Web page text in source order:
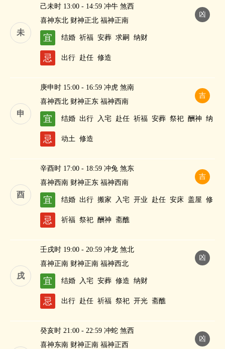
未
凶
己未时 13:00 - 14:59 冲牛 煞西
喜神东北 财神正北 福神正南
宜 结婚 祈福 安葬 求嗣 纳财
忌 出行 赴任 修造
申
吉
庚申时 15:00 - 16:59 冲虎 煞南
喜神西北 财神正东 福神西南
宜 结婚 出行 入宅 赴任 祈福 安葬 祭祀 酬神 纳
财
忌 动土 修造
酉
吉
辛酉时 17:00 - 18:59 冲兔 煞东
喜神西南 财神正东 福神西南
宜 结婚 出行 搬家 入宅 开业 赴任 安床 盖屋 修
造
求嗣 纳财
忌 祈福 祭祀 酬神 斋醮
戌
凶
壬戌时 19:00 - 20:59 冲龙 煞北
喜神正南 财神正南 福神西北
宜 结婚 入宅 安葬 修造 纳财
忌 出行 赴任 祈福 祭祀 开光 斋醮
凶
癸亥时 21:00 - 22:59 冲蛇 煞西
喜神东南 财神正南 福神正西